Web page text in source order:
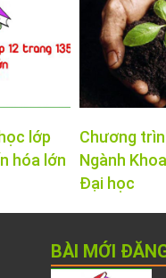
lớp
hóa lớn
Chương
Ngành
Đại học
BÀI MỚI